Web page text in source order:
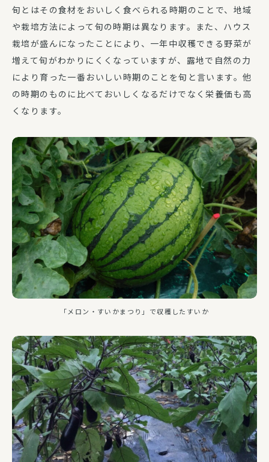
旬とはその食材をおいしく食べられる時期のことで、地域
や栽培方法によって旬の時期は異なります。また、ハウス
栽培が盛んになったことにより、一年中収穫できる野菜が
増えて旬がわかりにくくなっていますが、露地で自然の力
により育った一番おいしい時期のことを旬と言います。他
の時期のものに比べておいしくなるだけでなく栄養価も高
くなります。
「メロン・すいかまつり」で収穫したすいか